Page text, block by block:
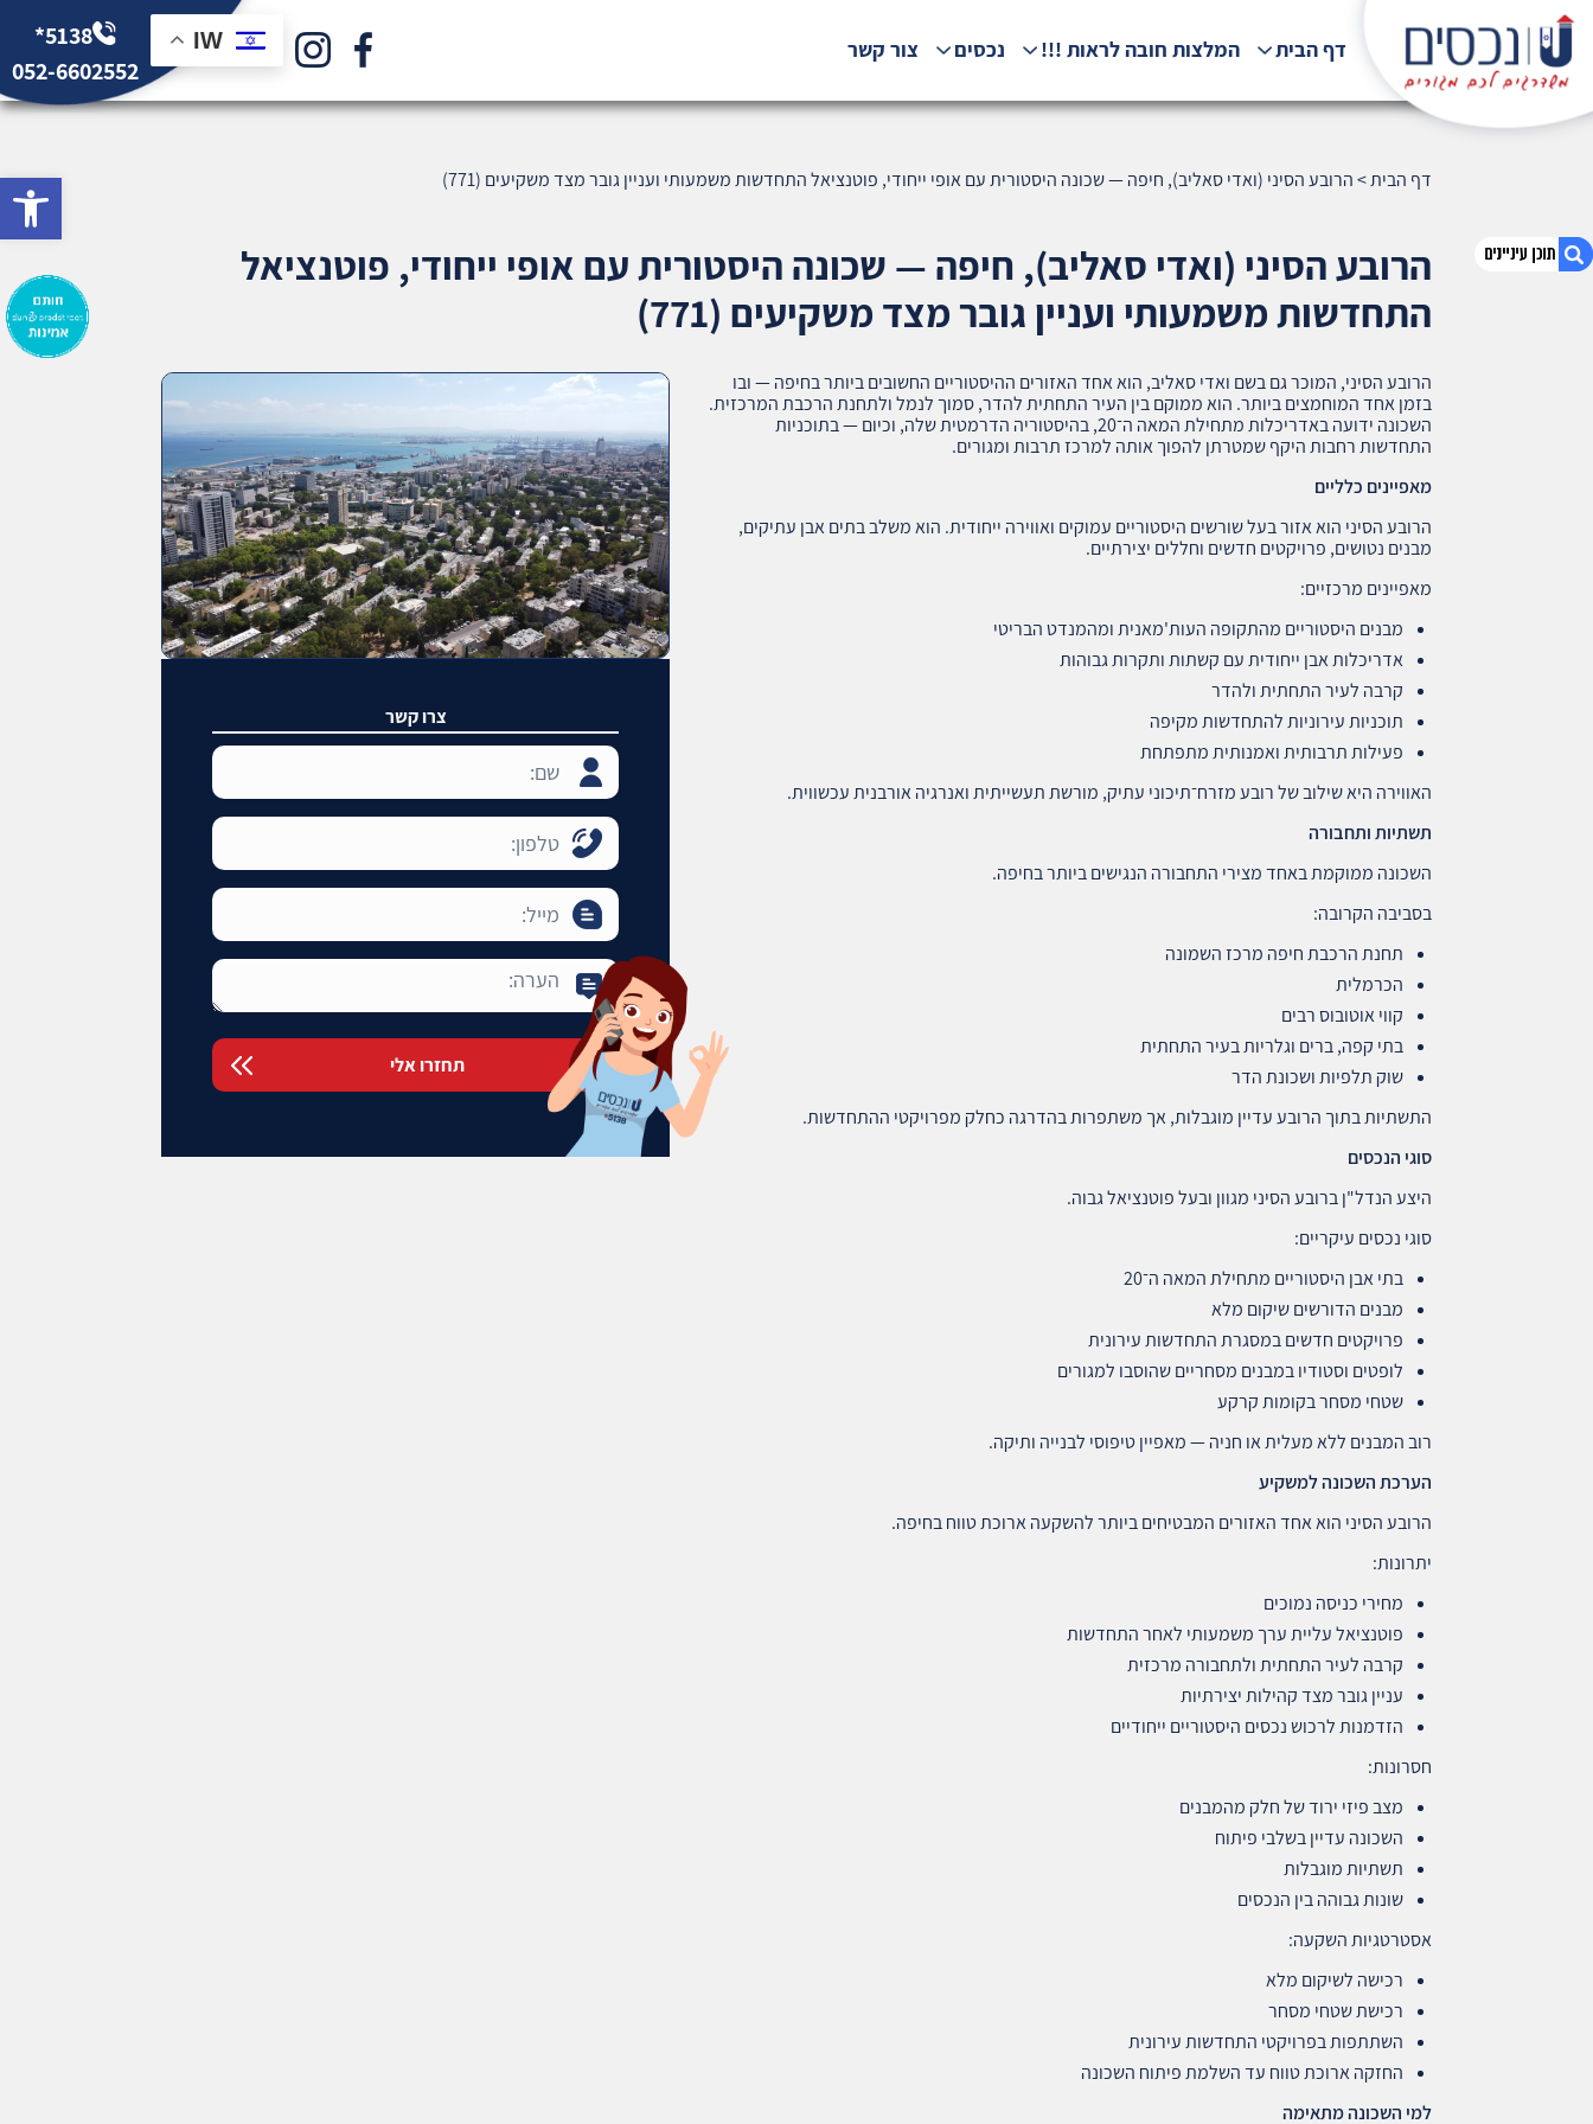
היסטורית עם אופי ייחודי, פוטנציאל התחדשות
משמעותי ועניין גובר מצד משקיעים (771)
דף הבית המלצות חובה לראות !!! נכסים צור קשר IW
*5138
052-6602552
דף הבית>הרובע הסיני (ואדי סאליב), חיפה — שכונה היסטורית עם אופי ייחודי, פוטנציאל התחדשות משמעותי ועניין גובר מצד משקיעים (771)
הרובע הסיני (ואדי סאליב), חיפה — שכונה היסטורית עם אופי ייחודי, פוטנציאל
התחדשות משמעותי ועניין גובר מצד משקיעים (771)
הרובע הסיני, המוכר גם בשם ואדי סאליב, הוא אחד האזורים ההיסטוריים החשובים ביותר בחיפה — ובו
בזמן אחד המוחמצים ביותר. הוא ממוקם בין העיר התחתית להדר, סמוך לנמל ולתחנת הרכבת המרכזית.
השכונה ידועה באדריכלות מתחילת המאה ה־20, בהיסטוריה הדרמטית שלה, וכיום — בתוכניות
התחדשות רחבות היקף שמטרתן להפוך אותה למרכז תרבות ומגורים.
מאפיינים כלליים
הרובע הסיני הוא אזור בעל שורשים היסטוריים עמוקים ואווירה ייחודית. הוא משלב בתים אבן עתיקים,
מבנים נטושים, פרויקטים חדשים וחללים יצירתיים.
מאפיינים מרכזיים:
מבנים היסטוריים מהתקופה העות'מאנית ומהמנדט הבריטי
אדריכלות אבן ייחודית עם קשתות ותקרות גבוהות
קרבה לעיר התחתית ולהדר
תוכניות עירוניות להתחדשות מקיפה
פעילות תרבותית ואמנותית מתפתחת
האווירה היא שילוב של רובע מזרח־תיכוני עתיק, מורשת תעשייתית ואנרגיה אורבנית עכשווית.
תשתיות ותחבורה
השכונה ממוקמת באחד מצירי התחבורה הנגישים ביותר בחיפה.
בסביבה הקרובה:
תחנת הרכבת חיפה מרכז השמונה
הכרמלית
קווי אוטובוס רבים
בתי קפה, ברים וגלריות בעיר התחתית
שוק תלפיות ושכונת הדר
התשתיות בתוך הרובע עדיין מוגבלות, אך משתפרות בהדרגה כחלק מפרויקטי ההתחדשות.
סוגי הנכסים
היצע הנדל"ן ברובע הסיני מגוון ובעל פוטנציאל גבוה.
סוגי נכסים עיקריים:
בתי אבן היסטוריים מתחילת המאה ה־20
מבנים הדורשים שיקום מלא
פרויקטים חדשים במסגרת התחדשות עירונית
לופטים וסטודיו במבנים מסחריים שהוסבו למגורים
שטחי מסחר בקומות קרקע
רוב המבנים ללא מעלית או חניה — מאפיין טיפוסי לבנייה ותיקה.
הערכת השכונה למשקיע
הרובע הסיני הוא אחד האזורים המבטיחים ביותר להשקעה ארוכת טווח בחיפה.
יתרונות:
מחירי כניסה נמוכים
פוטנציאל עליית ערך משמעותי לאחר התחדשות
קרבה לעיר התחתית ולתחבורה מרכזית
עניין גובר מצד קהילות יצירתיות
הזדמנות לרכוש נכסים היסטוריים ייחודיים
חסרונות:
מצב פיזי ירוד של חלק מהמבנים
השכונה עדיין בשלבי פיתוח
תשתיות מוגבלות
שונות גבוהה בין הנכסים
אסטרטגיות השקעה:
רכישה לשיקום מלא
רכישת שטחי מסחר
השתתפות בפרויקטי התחדשות עירונית
החזקה ארוכת טווח עד השלמת פיתוח השכונה
למי השכונה מתאימה
צרו קשר